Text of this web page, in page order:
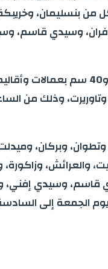
الفنيدق، وتاونات، وتازة، وشفشاون،
وسيدي قاسم،
وأضاف المصدر ذاته أنه من المرتقب تسجيل تساقطات
وخنيفرة، وما بين 10 و20 سم بكل من
وأقاليم شفشاون، والحسيمة،
ومن 75 إلى 85 كلم/س بكل من طاطا،
قاسم، وسيدي إفني،
الجمعة إلى